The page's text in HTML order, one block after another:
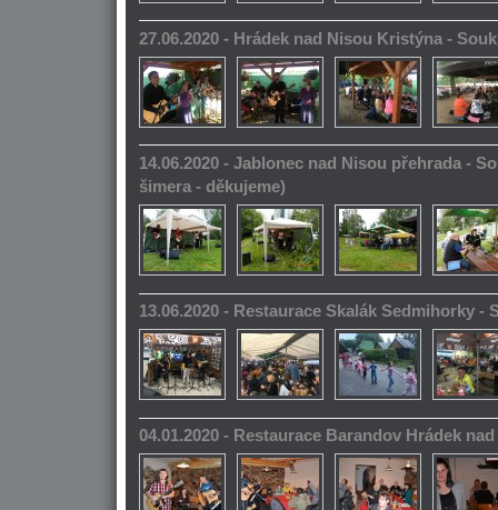
27.06.2020 - Hrádek nad Nisou Kristýna -
14.06.2020 - Jablonec nad Nisou přehrada -
šimera - děkujeme)
13.06.2020 - Restaurace Skalák Sedmihorky -
04.01.2020 - Restaurace Barandov Hrádek